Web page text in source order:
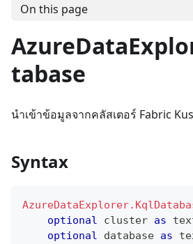
On this page
tabase
นําเข้าข้อมูลจากคลัสเตอร์ Fabric
Syntax
optional cluster as
optional database as